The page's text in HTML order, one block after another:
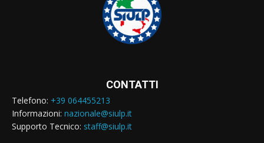
CONTATTI
Telefono: +39 064455213
Informazioni: nazionale@siulp.it
Supporto Tecnico: staff@siulp.it